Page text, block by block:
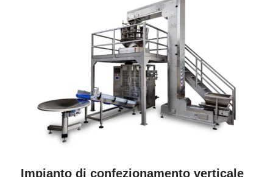
Impianto di confezionamento verticale